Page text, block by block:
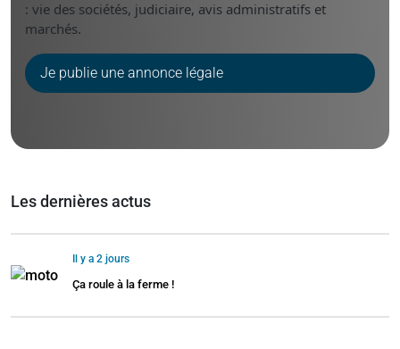
: vie des sociétés, judiciaire, avis administratifs et
marchés.
Je publie une annonce légale
Les dernières actus
Il y a 2 jours
Ça roule à la ferme !